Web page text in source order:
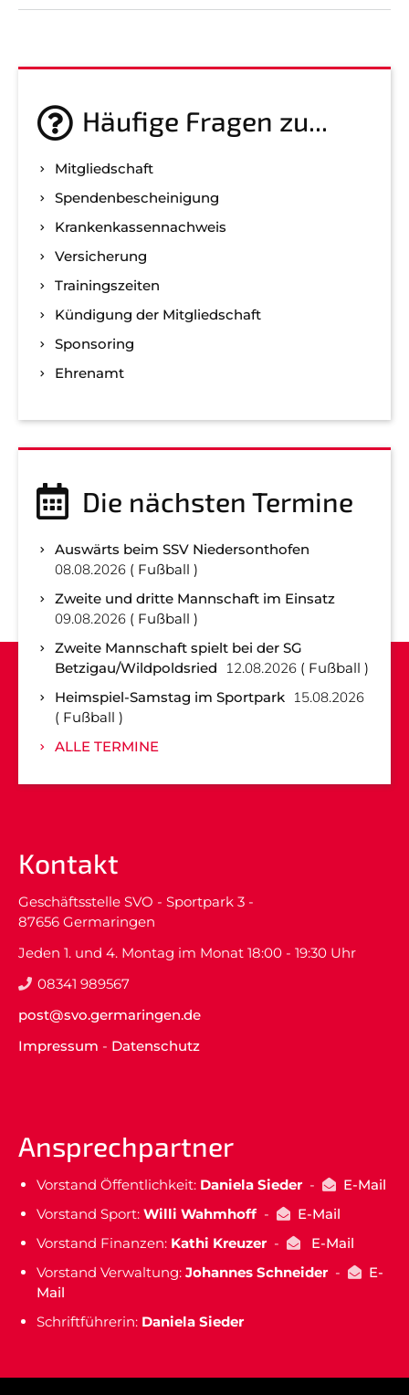
Häufige Fragen zu...
Mitgliedschaft
Spenden­bescheinigung
Kranken­kassen­nachweis
Versicherung
Trainingszeiten
Kündigung der Mitgliedschaft
Sponsoring
Ehrenamt
Die nächsten Termine
Auswärts beim SSV Niedersonthofen
08.08.2026
Fußball
Zweite und dritte Mannschaft im Einsatz
09.08.2026
Fußball
Zweite Mannschaft spielt bei der SG
Betzigau/Wildpoldsried
12.08.2026
Fußball
Heimspiel-Samstag im Sportpark 15.08.2026
Fußball
ALLE TERMINE
Kontakt
Geschäftsstelle SVO - Sportpark 3 -
87656 Germaringen
Jeden 1. und 4. Montag im Monat 18:00 - 19:30 Uhr
08341 989567
post@svo.germaringen.de
Impressum - Datenschutz
Ansprechpartner
Vorstand Öffentlichkeit: Daniela Sieder-
E-Mail
Vorstand Sport: Willi Wahmhoff-
E-Mail
Vorstand Finanzen: Kathi Kreuzer-
E-Mail
Vorstand Verwaltung: Johannes Schneider -
E-
Mail
Schriftführerin: Daniela Sieder